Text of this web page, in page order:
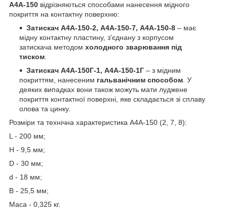
А4А-150 відрізняються способами нанесення мідного
покриття на контактну поверхню:
Затискач А4А-150-2, А4А-150-7, А4А-150-8 – має
мідну контактну пластину, з'єднану з корпусом
затискача методом холодного зварювання під
тиском.
Затискач А4А-150Г-1, А4А-150-1Г – з мідним
покриттям, нанесеним гальванічним способом. У
деяких випадках вони також можуть мати луджене
покриття контактної поверхні, яке складається зі сплаву
олова та цинку.
Розміри та технічна характеристика А4А-150 (2, 7, 8):
L - 200 мм;
Н - 9,5 мм;
D - 30 мм;
d - 18 мм;
В - 25,5 мм;
Маса - 0,325 кг.